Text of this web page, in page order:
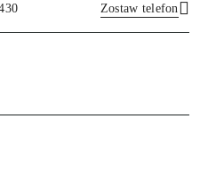
Zostaw telefon